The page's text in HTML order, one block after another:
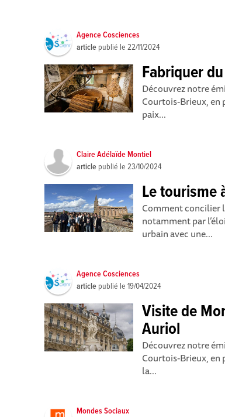
Agence Cosciences
article publié le22/11/2024
Fabriquer
Découvrez notre
Courtois-Brieux, en
paix...
Claire Adélaïde Montiel
article publié le23/10/2024
Le tourisme
Comment concilier
notamment par
urbain avec une...
Agence Cosciences
article publié le19/04/2024
Visite de
Auriol
Découvrez notre
Courtois-Brieux, en
la...
Mondes Sociaux